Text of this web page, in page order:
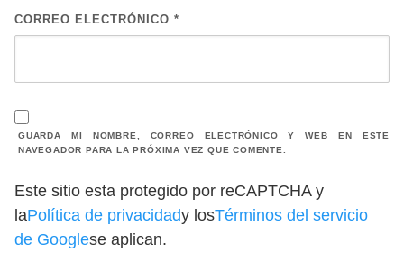
CORREO ELECTRÓNICO *
GUARDA MI NOMBRE, CORREO ELECTRÓNICO Y WEB EN ESTE
NAVEGADOR PARA LA PRÓXIMA VEZ QUE COMENTE.
Este sitio esta protegido por reCAPTCHA y
laPolítica de privacidady losTérminos del servicio
de Googlese aplican.